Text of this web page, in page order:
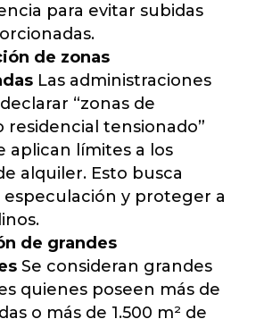
para evitar subidas
de zonas
Las administraciones
“zonas de
residencial tensionado”
aplican límites a los
alquiler. Esto busca
y proteger a
de grandes
Se consideran grandes
quienes poseen más de
o más de 1.500 m² de